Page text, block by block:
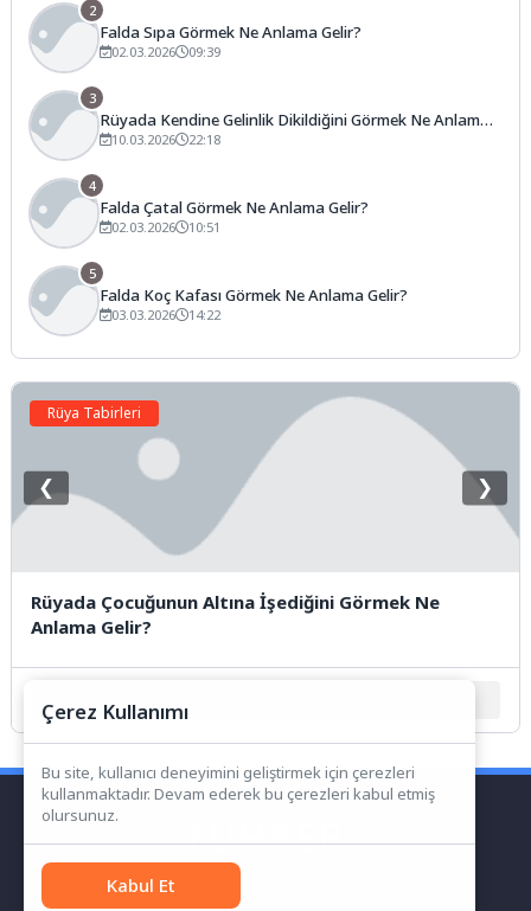
2
Falda Sıpa Görmek Ne Anlama Gelir?
02.03.2026 09:39
3
Rüyada Kendine Gelinlik Dikildiğini Görmek Ne Anlama
Gelir?
10.03.2026 22:18
4
Falda Çatal Görmek Ne Anlama Gelir?
02.03.2026 10:51
5
Falda Koç Kafası Görmek Ne Anlama Gelir?
03.03.2026 14:22
Rüya Tabirleri
Rüyada Çocuğunun Altına İşediğini Görmek Ne
Anlama Gelir?
❮ ❯
Çerez Kullanımı
Bu site, kullanıcı deneyimini geliştirmek için çerezleri
kullanmaktadır. Devam ederek bu çerezleri kabul etmiş
olursunuz.
Kabul Et